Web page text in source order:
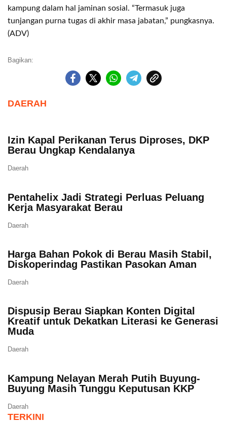
kampung dalam hal jaminan sosial. “Termasuk juga
tunjangan purna tugas di akhir masa jabatan,” pungkasnya.
(ADV)
Bagikan:
DAERAH
Izin Kapal Perikanan Terus Diproses, DKP
Berau Ungkap Kendalanya
Daerah
Pentahelix Jadi Strategi Perluas Peluang
Kerja Masyarakat Berau
Daerah
Harga Bahan Pokok di Berau Masih Stabil,
Diskoperindag Pastikan Pasokan Aman
Daerah
Dispusip Berau Siapkan Konten Digital
Kreatif untuk Dekatkan Literasi ke Generasi
Muda
Daerah
Kampung Nelayan Merah Putih Buyung-
Buyung Masih Tunggu Keputusan KKP
Daerah
TERKINI